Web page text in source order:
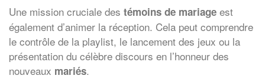
Une mission cruciale des témoins de mariage est
également d’animer la réception. Cela peut comprendre
le contrôle de la playlist, le lancement des jeux ou la
présentation du célèbre discours en l’honneur des
nouveaux mariés.